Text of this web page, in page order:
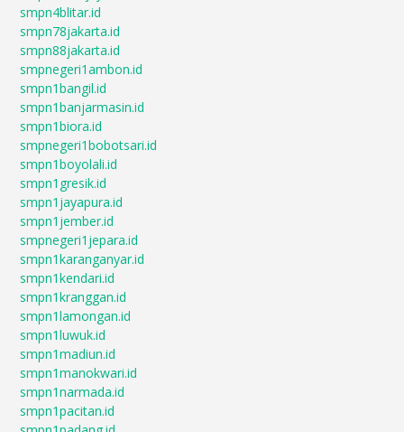
smpn4blitar.id
smpn78jakarta.id
smpn88jakarta.id
smpnegeri1ambon.id
smpn1bangil.id
smpn1banjarmasin.id
smpn1biora.id
smpnegeri1bobotsari.id
smpn1boyolali.id
smpn1gresik.id
smpn1jayapura.id
smpn1jember.id
smpnegeri1jepara.id
smpn1karanganyar.id
smpn1kendari.id
smpn1kranggan.id
smpn1lamongan.id
smpn1luwuk.id
smpn1madiun.id
smpn1manokwari.id
smpn1narmada.id
smpn1pacitan.id